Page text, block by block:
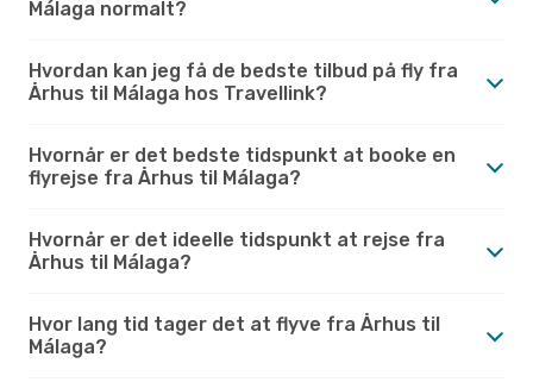
Málaga normalt?
Hvordan kan jeg få de bedste tilbud på fly fra
Århus til Málaga hos Travellink?
Hvornår er det bedste tidspunkt at booke en
flyrejse fra Århus til Málaga?
Hvornår er det ideelle tidspunkt at rejse fra
Århus til Málaga?
Hvor lang tid tager det at flyve fra Århus til
Málaga?